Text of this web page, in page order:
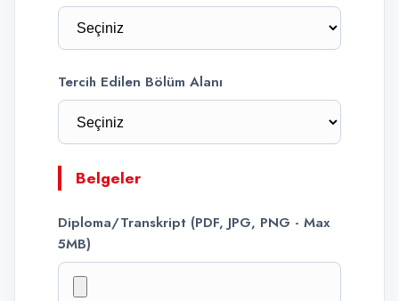
Tercih Edilen Bölüm Alanı
Belgeler
Diploma/Transkript (PDF, JPG, PNG - Max
5MB)